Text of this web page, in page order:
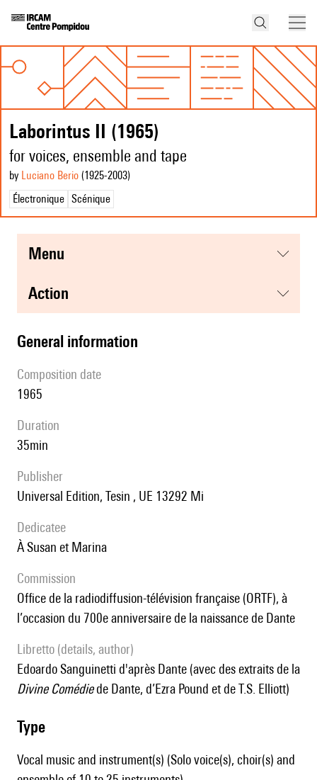
Laborintus II (1965)
for voices, ensemble and tape
by Luciano Berio (1925-2003)
Électronique Scénique
menu
action
general information
composition date
1965
duration
35min
publisher
Universal Edition, Tesin , UE 13292 Mi
Dedicatee
à Susan et Marina
Commission
Office de la radiodiffusion-télévision française (ORTF), à
l’occasion du 700e anniversaire de la naissance de Dante
Libretto (details, author)
Edoardo Sanguinetti d'après Dante (avec des extraits de la
Divine Comédiede Dante, d’Ezra Pound et de T.S. Elliott)
type
Vocal music and instrument(s) (Solo voice(s), choir(s) and